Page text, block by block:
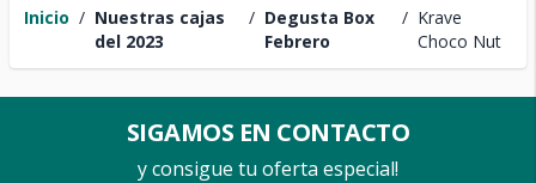
Inicio / Nuestras cajas
del 2023
/ Degusta Box
Febrero
/ Krave
Choco Nut
SIGAMOS EN CONTACTO
y consigue tu oferta especial!